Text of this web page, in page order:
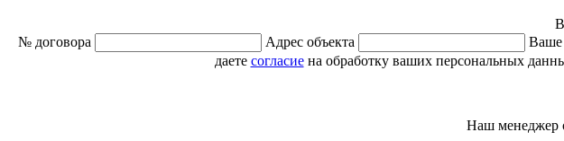
№ договора
Адрес объекта Ваше
даете согласиена обработку ваших персональных
Наш менеджер